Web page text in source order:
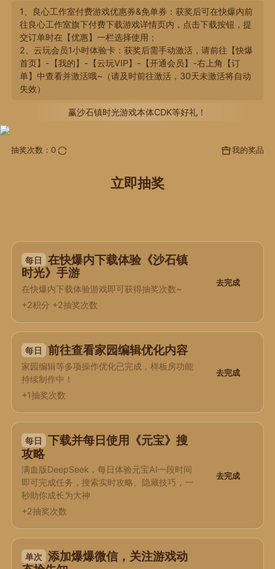
1、良心工作室付费游戏优惠券&免单券：获奖后可在快爆内前
往良心工作室旗下付费下载游戏详情页内，点击下载按钮，提
交订单时在【优惠】一栏选择使用；
2、云玩会员1小时体验卡：获奖后需手动激活，请前往【快爆
首页】-【我的】-【云玩VIP】-【开通会员】-右上角【订
单】中查看并激活哦~（请及时前往激活，30天未激活将自动
失效）
赢沙石镇时光游戏本体CDK等好礼！
抽奖次数： 0 我的奖品
立即抽奖
每日
在快爆内下载体验《沙石镇
时光》手游
在快爆内下载体验游戏即可获得抽奖次数~
+2积分 +2抽奖次数
去完成
每日 前往查看家园编辑优化内容
家园编辑等多项操作优化已完成，样板房功能
持续制作中！
+1抽奖次数
去完成
每日
下载并每日使用《元宝》搜
攻略
满血版DeepSeek，每日体验元宝AI一段时间
即可完成任务，搜索实时攻略、隐藏技巧，一
秒助你成长为大神
+2抽奖次数
去完成
单次 添加爆爆微信，关注游戏动